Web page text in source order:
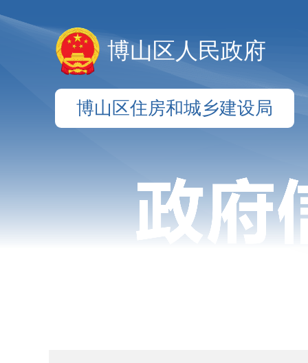
博山区人民政府
博山区住房和城乡建设局